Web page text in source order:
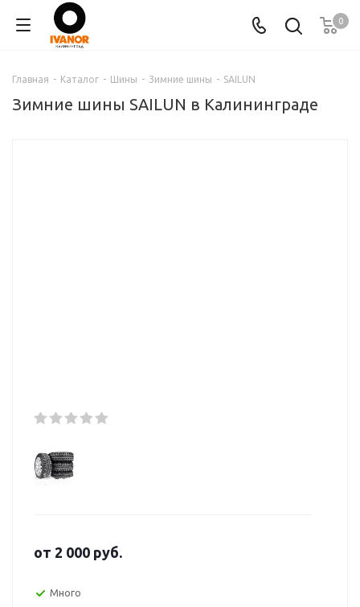
0
Главная - Каталог - Шины - Зимние шины - SAILUN
Зимние шины SAILUN в Калининграде
от 2 000 руб.
Много